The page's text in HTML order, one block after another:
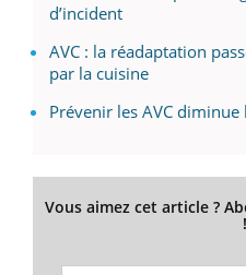
d’incident
AVC : la réadaptation
par la cuisine
Prévenir les AVC
Vous aimez cet article ?
!